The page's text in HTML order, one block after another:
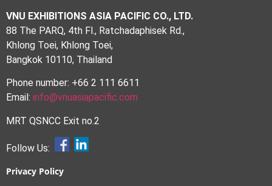
VNU EXHIBITIONS ASIA PACIFIC CO., LTD.
88 The PARQ, 4th Fl., Ratchadaphisek Rd.,
Khlong Toei, Khlong Toei,
Bangkok 10110, Thailand
Phone number: +66 2 111 6611
Email: info@vnuasiapacific.com
MRT QSNCC Exit no.2
Follow Us:
Privacy Policy